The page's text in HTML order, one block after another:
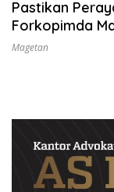
Pastikan
Forkopimda
Pengamanan
Magetan